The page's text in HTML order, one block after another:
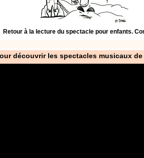
Retour à la lecture du spectacle pour enfants.
découvrir les spectacles musicaux